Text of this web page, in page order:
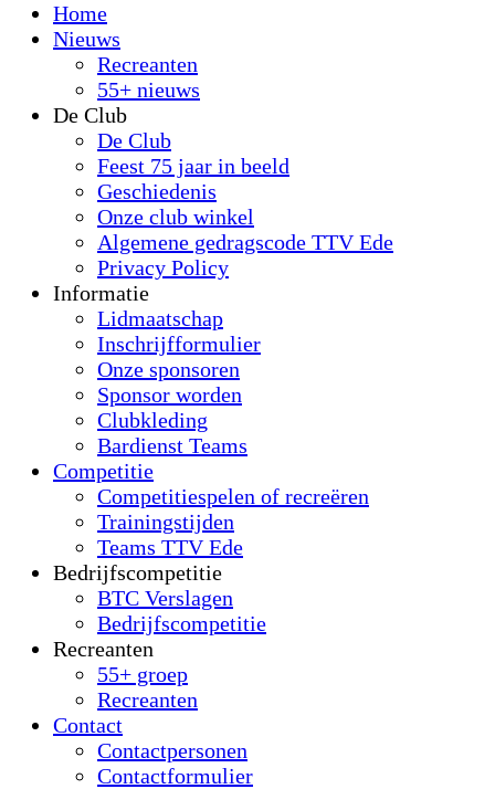
Home
Nieuws
Recreanten
55+ nieuws
De Club
De Club
Feest 75 jaar in beeld
Geschiedenis
Onze club winkel
Algemene gedragscode TTV Ede
Privacy Policy
Informatie
Lidmaatschap
Inschrijfformulier
Onze sponsoren
Sponsor worden
Clubkleding
Bardienst Teams
Competitie
Competitiespelen of recreëren
Trainingstijden
Teams TTV Ede
Bedrijfscompetitie
BTC Verslagen
Bedrijfscompetitie
Recreanten
55+ groep
Recreanten
Contact
Contactpersonen
Contactformulier